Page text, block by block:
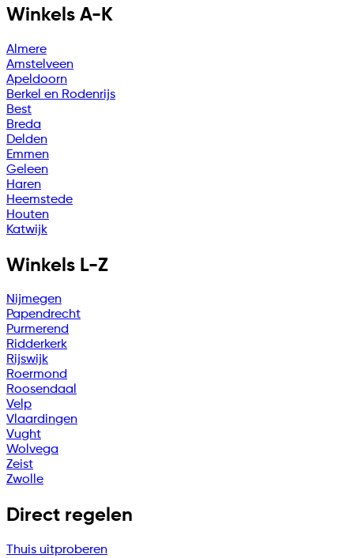
Winkels A-K
Almere
Amstelveen
Apeldoorn
Berkel en Rodenrijs
Best
Breda
Delden
Emmen
Geleen
Haren
Heemstede
Houten
Katwijk
Winkels L-Z
Nijmegen
Papendrecht
Purmerend
Ridderkerk
Rijswijk
Roermond
Roosendaal
Velp
Vlaardingen
Vught
Wolvega
Zeist
Zwolle
Direct regelen
Thuis uitproberen